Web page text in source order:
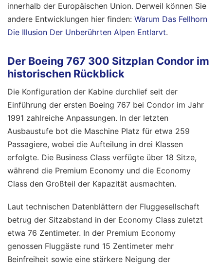
innerhalb der Europäischen Union. Derweil können Sie
andere Entwicklungen hier finden: Warum Das Fellhorn
Die Illusion Der Unberührten Alpen Entlarvt.
Der Boeing 767 300 Sitzplan Condor im
historischen Rückblick
Die Konfiguration der Kabine durchlief seit der
Einführung der ersten Boeing 767 bei Condor im Jahr
1991 zahlreiche Anpassungen. In der letzten
Ausbaustufe bot die Maschine Platz für etwa 259
Passagiere, wobei die Aufteilung in drei Klassen
erfolgte. Die Business Class verfügte über 18 Sitze,
während die Premium Economy und die Economy
Class den Großteil der Kapazität ausmachten.
Laut technischen Datenblättern der Fluggesellschaft
betrug der Sitzabstand in der Economy Class zuletzt
etwa 76 Zentimeter. In der Premium Economy
genossen Fluggäste rund 15 Zentimeter mehr
Beinfreiheit sowie eine stärkere Neigung der